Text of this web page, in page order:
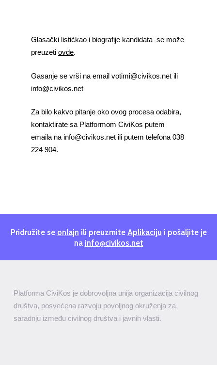
Glasački listićkao i biografije kandidata se može
preuzeti ovde.
Gasanje se vrši na email votimi@civikos.net ili
info@civikos.net
Za bilo kakvo pitanje oko ovog procesa odabira,
kontaktirate sa Platformom CiviKos putem
emaila na info@civikos.net ili putem telefona 038
224 904.
Pridružite se onlajn ili preuzmite Aplikaciju i pošaljite je
na info@civikos.net
Platforma CiviKos je dobrovoljna unija organizacija civilnog
društva, posvećena razvoju povoljnog okruženja za
saradnju između civilnog društva i javnih vlasti.